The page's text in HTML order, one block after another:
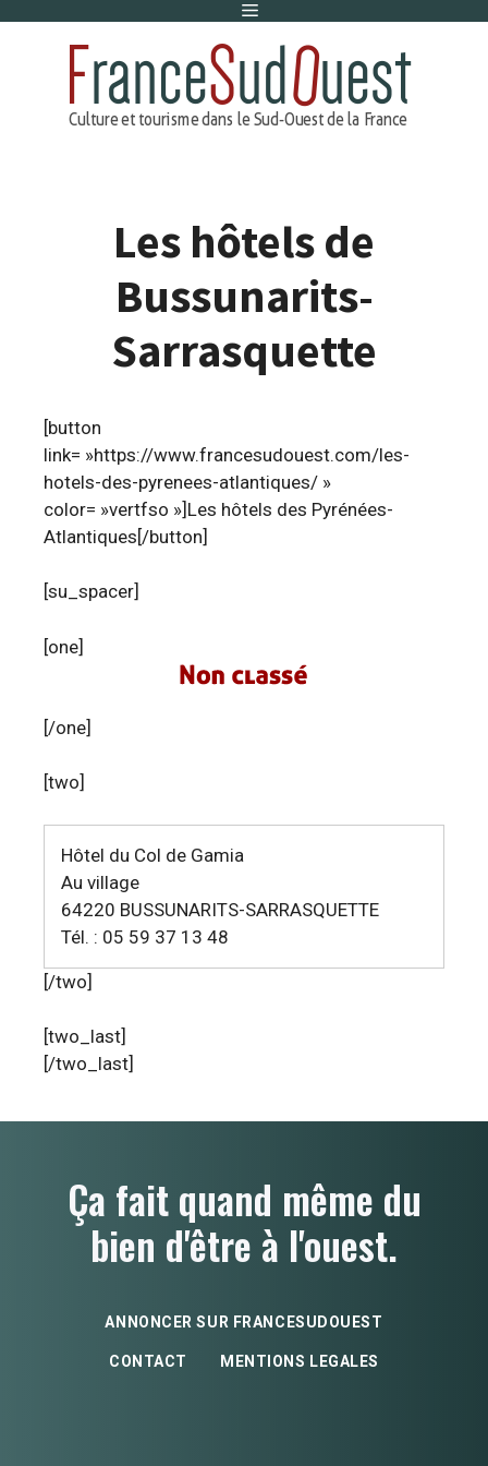
Menu
Les hôtels de
Bussunarits-
Sarrasquette
[button
link= »https://www.francesudouest.com/les-
hotels-des-pyrenees-atlantiques/ »
color= »vertfso »]Les hôtels des Pyrénées-
Atlantiques[/button]
[su_spacer]
[one]
[/one]
[two]
Hôtel du Col de Gamia
Au village
64220 BUSSUNARITS-SARRASQUETTE
Tél. : 05 59 37 13 48
[/two]
[two_last]
[/two_last]
Ça fait quand même du
bien d'être à l'ouest.
ANNONCER SUR FRANCESUDOUEST
CONTACT MENTIONS LEGALES